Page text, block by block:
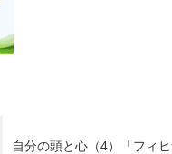
自分の頭と心（4）「フィ